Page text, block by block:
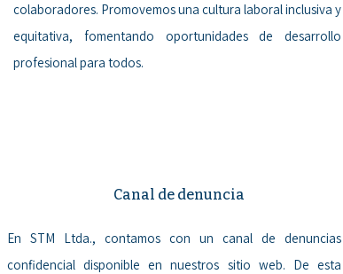
colaboradores. Promovemos una cultura laboral inclusiva y
equitativa, fomentando oportunidades de desarrollo
profesional para todos.
Canal de denuncia
En STM Ltda., contamos con un canal de denuncias
confidencial disponible en nuestros sitio web. De esta